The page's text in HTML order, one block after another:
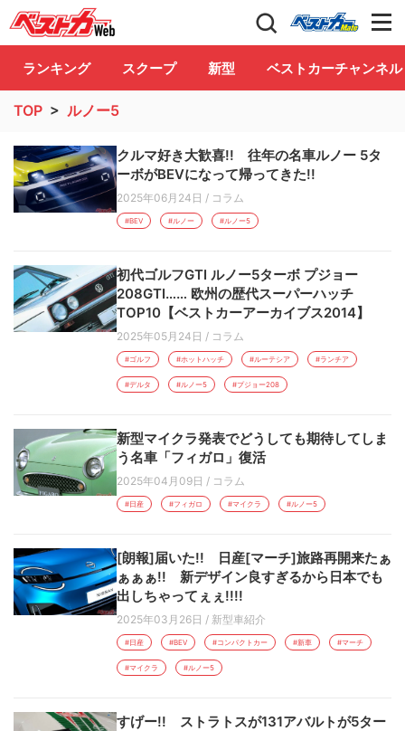
自動車情報誌「ベストカー」 Club
ランキング スクープ 新型 ベストカーチャンネル
TOP > ルノー5
クルマ好き大歓喜!! 往年の名車ルノー 5タ
ーボがBEVになって帰ってきた!!
2025年06月24日 / コラム
#BEV #ルノー #ルノー5
初代ゴルフGTI ルノー5ターボ プジョー
208GTI…… 欧州の歴代スーパーハッチ
TOP10【ベストカーアーカイブス2014】
2025年05月24日 / コラム
#ゴルフ #ホットハッチ #ルーテシア #ランチア
#デルタ #ルノー5 #プジョー208
新型マイクラ発表でどうしても期待してしま
う名車「フィガロ」復活
2025年04月09日 / コラム
#日産 #フィガロ #マイクラ #ルノー5
[朗報]届いた!! 日産[マーチ]旅路再開来たぁ
ぁぁぁ!! 新デザイン良すぎるから日本でも
出しちゃってぇぇ!!!!
2025年03月26日 / 新型車紹介
#日産 #BEV #コンパクトカー #新車 #マーチ
#マイクラ #ルノー5
すげー!! ストラトスが131アバルトが5ター